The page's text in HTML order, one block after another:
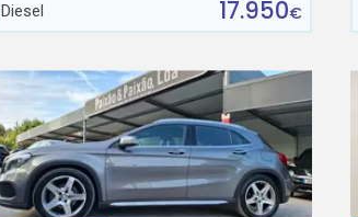
Diesel
17.950€